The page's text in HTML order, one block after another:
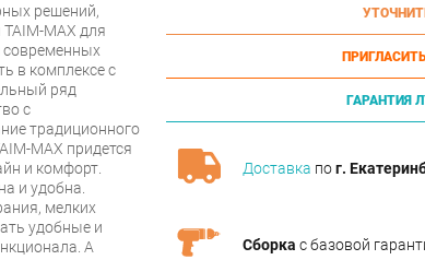
ГАРАНТИЯ
Доставка пог.
Сборка с базовой
решений,
MAX для
современных
в комплексе с
ряд
с
традиционного
MAX придется
и комфорт.
и удобна.
мелких
удобные и
А